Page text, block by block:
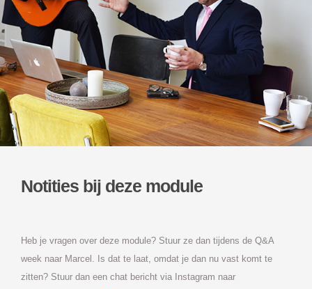
Notities bij deze module
Heb je vragen over deze module? Stuur ze dan tijdens de Q&A
week naar Marcel. Is dat te laat, omdat je dan nu vast komt te
zitten? Stuur dan een chat bericht via Instagram naar